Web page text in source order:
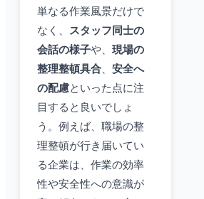
単なる作業風景だけで
なく、
スタッフ同士の
会話の様子や、 現場の
整理整頓具合
安全へ
の配慮といった点に注
目すると良いでしょ
う。例えば、職場の整
理整頓が行き届いてい
る企業は、作業の効率
性や安全性への意識が